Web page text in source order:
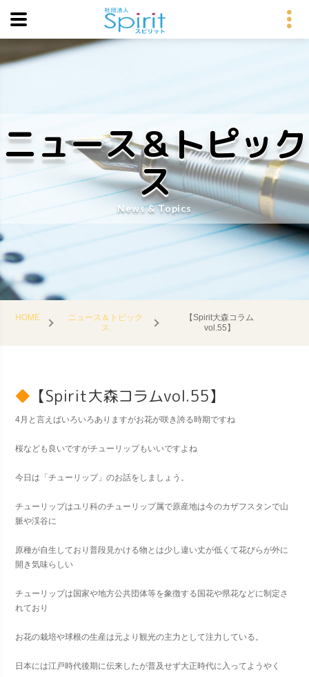
ニュース＆トピック
ス
News & Topics
HOME
ニュース＆トピック
ス
【Spirit大森コラム
vol.55】
【Spirit大森コラムvol.55】
4月と言えばいろいろありますがお花が咲き誇る時期ですね
桜なども良いですがチューリップもいいですよね
今日は「チューリップ」のお話をしましょう。
チューリップはユリ科のチューリップ属で原産地は今のカザフスタンで山
脈や渓谷に
原種が自生しており普段見かける物とは少し違い丈が低くて花びらが外に
開き気味らしい
チューリップは国家や地方公共団体等を象徴する国花や県花などに制定さ
れており
お花の栽培や球根の生産は元より観光の主力として注力している。
日本には江戸時代後期に伝来したが普及せず大正時代に入ってようやく